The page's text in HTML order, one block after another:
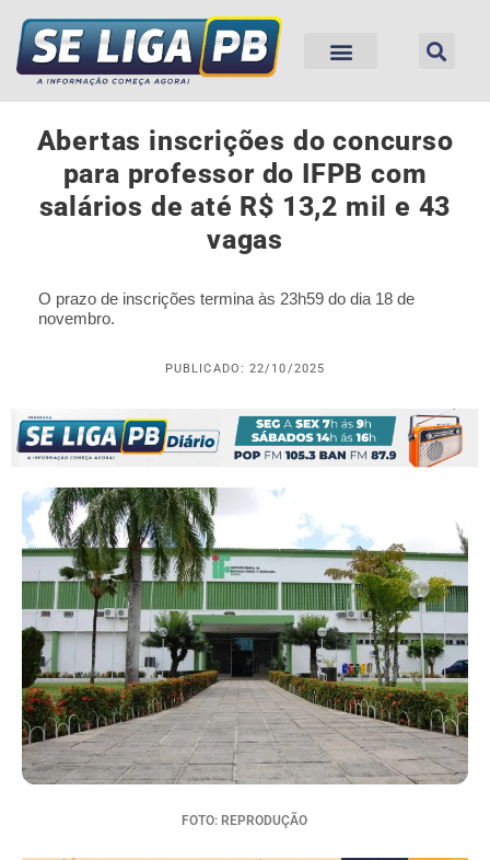
Abertas inscrições do concurso
para professor do IFPB com
salários de até R$ 13,2 mil e 43
vagas
O prazo de inscrições termina às 23h59 do dia 18 de
novembro.
PUBLICADO: 22/10/2025
FOTO: REPRODUÇÃO